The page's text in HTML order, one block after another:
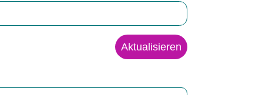
Aktualisieren